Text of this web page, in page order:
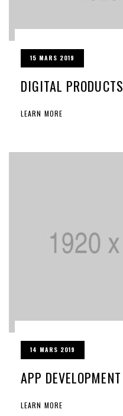
15 MARS 2019
DIGITAL PRODUCTS
LEARN MORE
14 MARS 2019
APP DEVELOPMENT
LEARN MORE